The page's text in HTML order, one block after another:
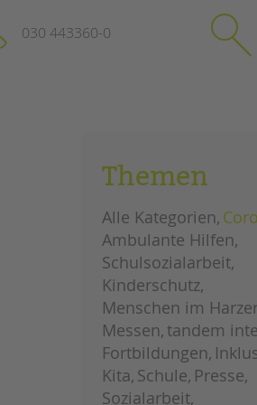
Impressum
Datenschutz
Hinweisgebersystem
Intranet
schließen
030 443360-0
SuchenThemen
Alle Kategorien
Ambulante Hilfen
Schulsozialarbeit
Kinderschutz
Menschen im
Messen tandem
Fortbildungen
Kita Schule Presse
Sozialarbeit